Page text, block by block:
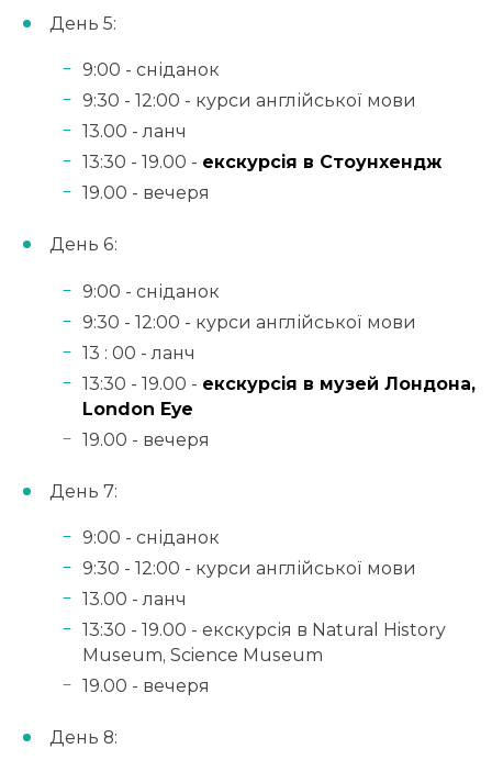
День 5:
9:00 - сніданок
9:30 - 12:00 - курси англійської мови
13.00 - ланч
13:30 - 19.00 - екскурсія в Стоунхендж
19.00 - вечеря
День 6:
9:00 - сніданок
9:30 - 12:00 - курси англійської мови
13 : 00 - ланч
13:30 - 19.00 - екскурсія в музей Лондона,
London Eye
19.00 - вечеря
День 7:
9:00 - сніданок
9:30 - 12:00 - курси англійської мови
13.00 - ланч
13:30 - 19.00 - екскурсія в Natural History
Museum, Science Museum
19.00 - вечеря
День 8: